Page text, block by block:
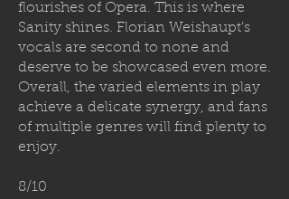
flourishes of Opera. This is where
Sanity shines. Florian Weishaupt’s
vocals are second to none and
deserve to be showcased even more.
Overall, the varied elements in play
achieve a delicate synergy, and fans
of multiple genres will find plenty to
enjoy.
8/10